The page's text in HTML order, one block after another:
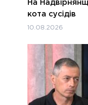
На
кота сусідів
10.08.2026